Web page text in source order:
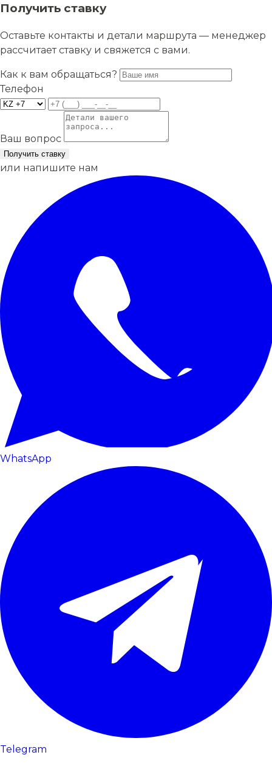
Получить ставку
Оставьте контакты и детали маршрута — менеджер
рассчитает ставку и свяжется с вами.
Как к вам обращаться?
Телефон
Ваш вопрос
Получить ставку
или напишите нам
WhatsApp
Telegram